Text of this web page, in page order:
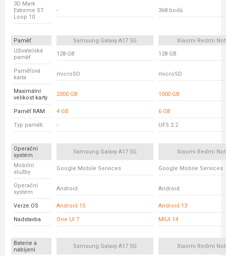
3D Mark
Extreme ST
Loop 10
- 368 bodů
Paměť Samsung Galaxy A17 5G
Xiaomi Redmi
Uživatelská
paměť
128 GB 128 GB
Paměťová
karta
microSD microSD
Maximální
velikost karty
2000 GB 1000 GB
Paměť RAM 4 GB 6 GB
Typ paměti - UFS 2.2
Operační
systém
Samsung Galaxy A17 5G Xiaomi Redmi
Mobilní
služby
Google Mobile Services Google Mobile Services
Operační
systém
Android Android
Verze OS Android 15 Android 13
Nadstavba One UI 7 MIUI 14
Baterie a
nabíjení
Samsung Galaxy A17 5G Xiaomi Redmi